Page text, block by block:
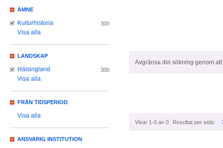
Avgränsa din sökning genom
Visar 1-0 av 0 Resultat per sida:
ÄMNE
Kulturhistoria 300
Visa alla
LANDSKAP
Hälsingland 300
Visa alla
FRÅN TIDSPERIOD
Visa alla
ANSVARIG INSTITUTION